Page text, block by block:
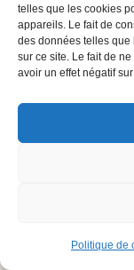
telles que les cookies
appareils. Le fait de
des données telles
sur ce site. Le fait de
avoir un effet négatif
Politique de